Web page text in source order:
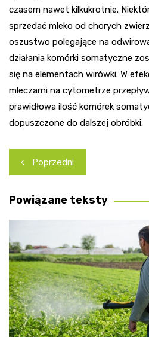
czasem nawet kilkukrotnie.
sprzedać mleko od chorych
oszustwo polegające na
działania komórki somatyczne
się na elementach wirówki. W
mleczarni na cytometrze
prawidłowa ilość komórek
dopuszczone do dalszej obróbki.
Nawigacja
wpisu
Poprzedni
Powiązane teksty